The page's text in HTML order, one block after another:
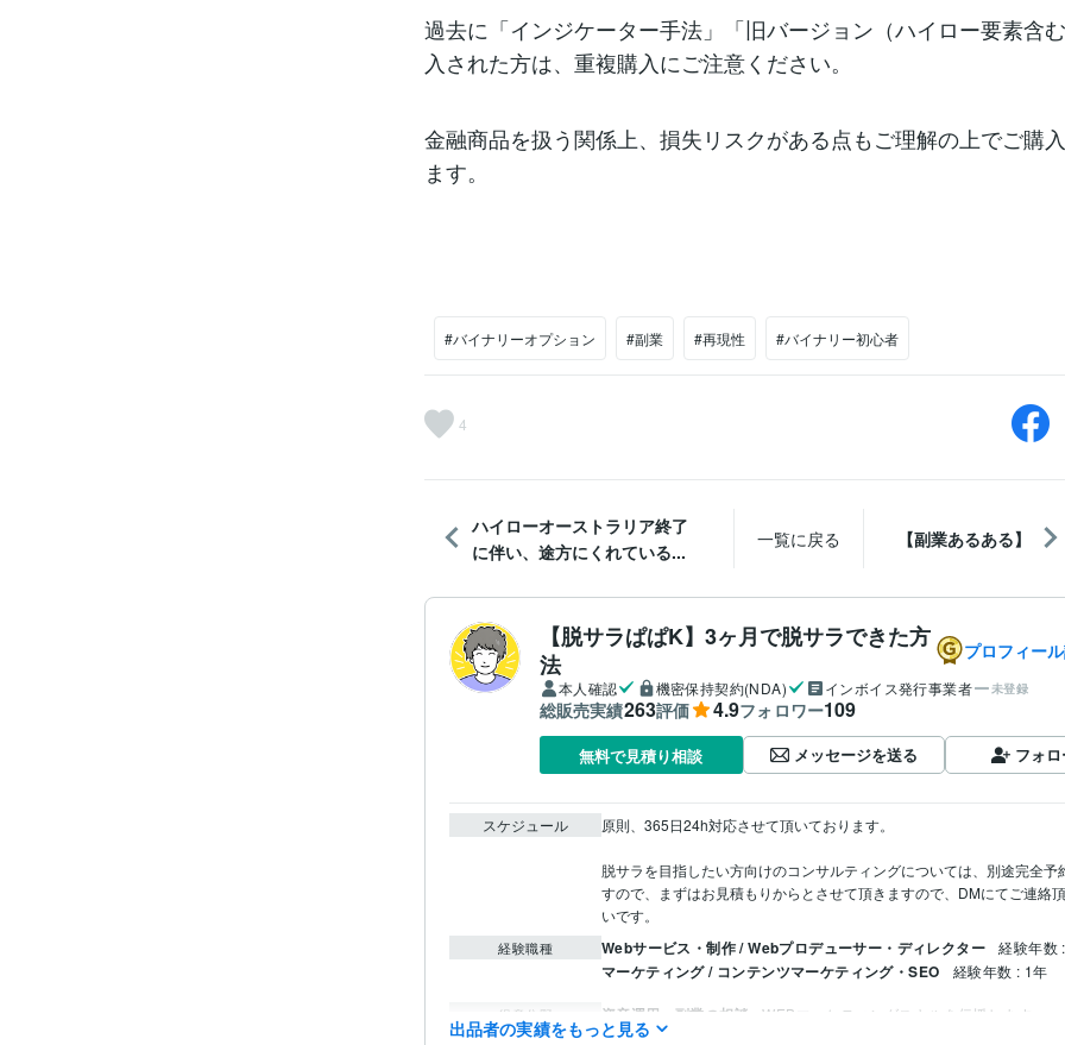
過去に「インジケーター手法」「旧バージョン（ハイロー要素含
入された方は、重複購入にご注意ください。
金融商品を扱う関係上、損失リスクがある点もご理解の上でご購
ます。
#バイナリーオプション #副業 #再現性 #バイナリー初心者
4
ハイローオーストラリア終了
に伴い、途方にくれている...
一覧に戻る 【副業あるある】
【脱サラぱぱK】3ヶ月で脱サラできた方
法
プロフィー
本人確認 機密保持契約(NDA) インボイス発行事業者 未登録
総販売実績263評価 4.9フォロワー109
無料で見積り相談 メッセージを送る フォ
スケジュール 原則、365日24h対応させて頂いております。
脱サラを目指したい方向けのコンサルティングについては、別途完全予
すので、まずはお見積もりからとさせて頂きますので、DMにてご連絡
いです。
経験職種 Webサービス・制作 / Webプロデューサー・ディレクター 経験年数
マーケティング / コンテンツマーケティング・SEO 経験年数 : 1年
得意分野 資産運用・副業の相談 WEBマーケティングスキルを伝授します
経営 ビジネス
出品者の実績をもっと見る